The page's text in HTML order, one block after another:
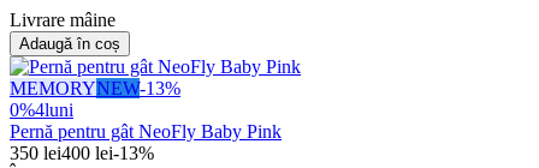
Livrare mâine
Adaugă în coș
MEMORYNEW-13%
0%4luni
Pernă pentru gât NeoFly Baby Pink
350 lei400 lei-13%